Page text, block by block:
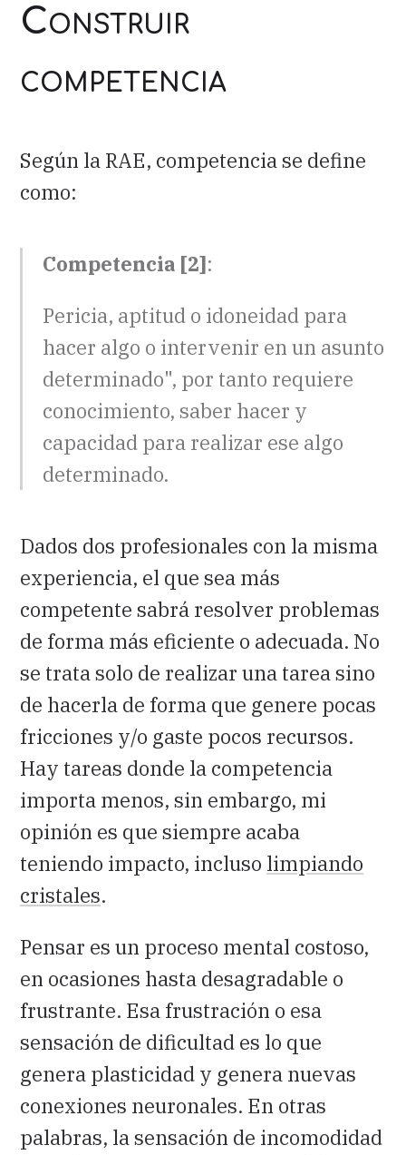
Construir
competencia
Según la RAE, competencia se define
como:
Competencia [2]:
Pericia, aptitud o idoneidad para
hacer algo o intervenir en un asunto
determinado", por tanto requiere
conocimiento, saber hacer y
capacidad para realizar ese algo
determinado.
Dados dos profesionales con la misma
experiencia, el que sea más
competente sabrá resolver problemas
de forma más eficiente o adecuada. No
se trata solo de realizar una tarea sino
de hacerla de forma que genere pocas
fricciones y/o gaste pocos recursos.
Hay tareas donde la competencia
importa menos, sin embargo, mi
opinión es que siempre acaba
teniendo impacto, incluso limpiando
cristales.
Pensar es un proceso mental costoso,
en ocasiones hasta desagradable o
frustrante. Esa frustración o esa
sensación de dificultad es lo que
genera plasticidad y genera nuevas
conexiones neuronales. En otras
palabras, la sensación de incomodidad